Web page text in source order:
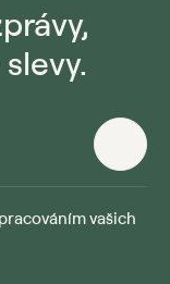
vašich